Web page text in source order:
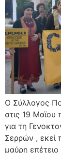
Ο Σύλλογος
στις 19 Μαϊου
για τη
Σερρών , εκεί
μαύρη